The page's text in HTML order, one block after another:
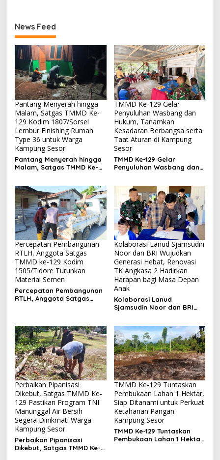
News Feed
Pantang Menyerah hingga
Malam, Satgas TMMD Ke-
129 Kodim 1807/Sorsel
Lembur Finishing Rumah
Type 36 untuk Warga
Kampung Sesor
Pantang Menyerah hingga
Malam, Satgas TMMD Ke-
Type 36 untuk Warga
Kampung Sesor
TMMD Ke-129 Gelar
Penyuluhan Wasbang dan
Hukum, Tanamkan
Kesadaran Berbangsa serta
Taat Aturan di Kampung
Sesor
TMMD Ke-129 Gelar
Penyuluhan Wasbang dan
serta Taat Aturan di
Kampung Sesor
Percepatan Pembangunan
RTLH, Anggota Satgas
TMMD ke-129 Kodim
1505/Tidore Turunkan
Material Semen
Percepatan Pembangunan
RTLH, Anggota Satgas
Kolaborasi Lanud Sjamsudin
Noor dan BRI Wujudkan
Generasi Hebat, Renovasi
TK Angkasa 2 Hadirkan
Harapan bagi Masa Depan
Anak
Kolaborasi Lanud
Sjamsudin Noor dan BRI
Hadirkan Harapan bagi
Masa Depan Anak
Perbaikan Pipanisasi
Dikebut, Satgas TMMD Ke-
129 Pastikan Program TNI
Manunggal Air Bersih
Segera Dinikmati Warga
Kampung Sesor
Perbaikan Pipanisasi
Dikebut, Satgas TMMD Ke-
TMMD Ke-129 Tuntaskan
Pembukaan Lahan 1 Hektar,
Siap Ditanami untuk Perkuat
Ketahanan Pangan
Kampung Sesor
TMMD Ke-129 Tuntaskan
Pembukaan Lahan 1 Hektar,